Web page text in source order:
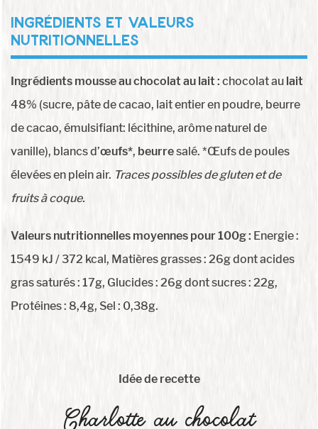
ingrédients et valeurs
nutritionnelles
Ingrédients mousse au chocolat au lait : chocolat au lait
48% (sucre, pâte de cacao, lait entier en poudre, beurre
de cacao, émulsifiant: lécithine, arôme naturel de
vanille), blancs d’œufs*, beurresalé. *Œufs de poules
élevées en plein air. Traces possibles de gluten et de
fruits à coque.
Valeurs nutritionnelles moyennes pour 100g : Energie :
1549 kJ / 372 kcal, Matières grasses : 26g dont acides
gras saturés : 17g, Glucides : 26g dont sucres : 22g,
Protéines : 8,4g, Sel : 0,38g.
Idée de recette
Charlotte au chocolat